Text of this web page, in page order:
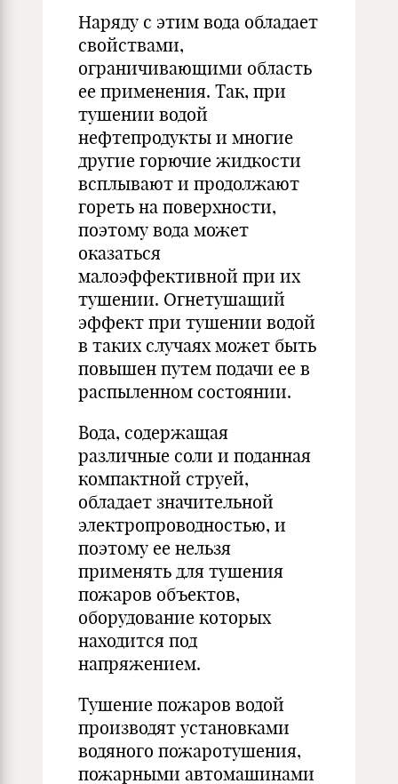
Наряду с этим вода обладает
свойствами,
ограничивающими область
ее применения. Так, при
тушении водой
нефтепродукты и многие
другие горючие жидкости
всплывают и продолжают
гореть на поверхности,
поэтому вода может
оказаться
малоэффективной при их
тушении. Огнетушащий
эффект при тушении водой
в таких случаях может быть
повышен путем подачи ее в
распыленном состоянии.
Вода, содержащая
различные соли и поданная
компактной струей,
обладает значительной
электропроводностью, и
поэтому ее нельзя
применять для тушения
пожаров объектов,
оборудование которых
находится под
напряжением.
Тушение пожаров водой
производят установками
водяного пожаротушения,
пожарными автомашинами